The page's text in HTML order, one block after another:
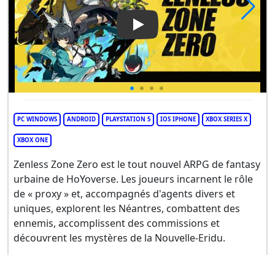
Play Video: Zenless Zone Zero
PC WINDOWS ANDROID PLAYSTATION 5 IOS IPHONE XBOX SERIES X
XBOX ONE
Zenless Zone Zero est le tout nouvel ARPG de fantasy
urbaine de HoYoverse. Les joueurs incarnent le rôle
de « proxy » et, accompagnés d'agents divers et
uniques, explorent les Néantres, combattent des
ennemis, accomplissent des commissions et
découvrent les mystères de la Nouvelle-Eridu.